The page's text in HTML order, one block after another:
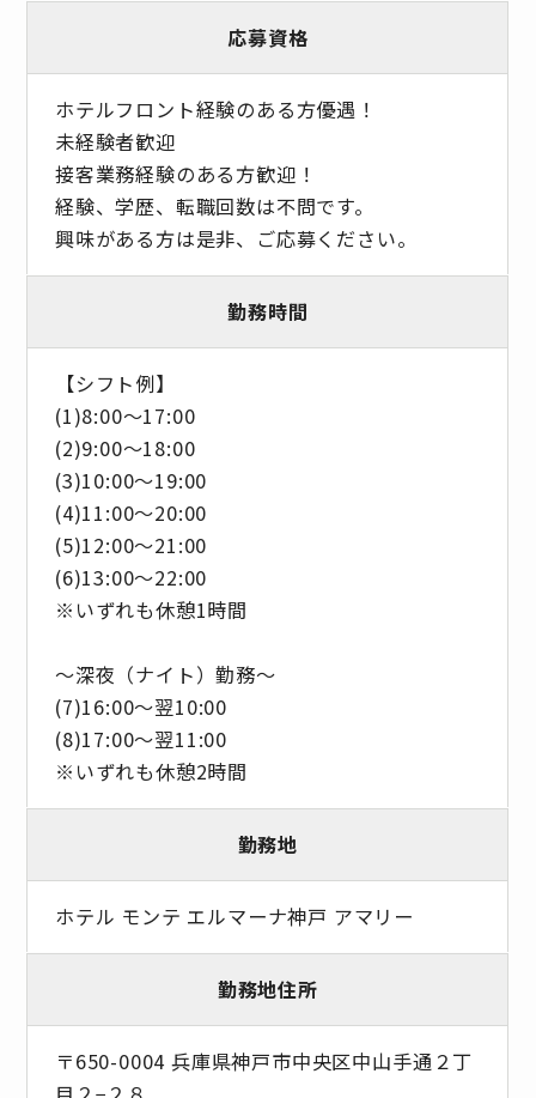
応募資格
ホテルフロント経験のある方優遇！
未経験者歓迎
接客業務経験のある方歓迎！
経験、学歴、転職回数は不問です。
興味がある方は是非、ご応募ください。
勤務時間
【シフト例】
(1)8:00～17:00
(2)9:00～18:00
(3)10:00～19:00
(4)11:00～20:00
(5)12:00～21:00
(6)13:00～22:00
※いずれも休憩1時間
～深夜（ナイト）勤務～
(7)16:00～翌10:00
(8)17:00～翌11:00
※いずれも休憩2時間
勤務地
ホテル モンテ エルマーナ神戸 アマリー
勤務地住所
〒650-0004 兵庫県神戸市中央区中山手通２丁